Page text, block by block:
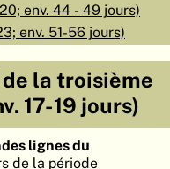
ACCUEIL
GÉNÈSE
GÉNÈSE
EMBRYOLOGY
env. 44 - 49 jours)
env. 51-56 jours)
la troisième
17-19 jours)
lignes du
de la période